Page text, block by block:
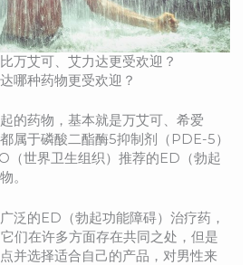
万艾可、艾力达更受欢迎？
哪种药物更受欢迎？
的药物，基本就是万艾可、希爱
属于磷酸二酯酶5抑制剂（PDE-5）
（世界卫生组织）推荐的ED（勃起
。
泛的ED（勃起功能障碍）治疗药，
们在许多方面存在共同之处，但是
并选择适合自己的产品，对男性来